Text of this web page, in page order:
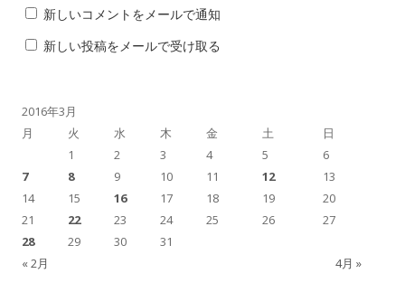
新しいコメントをメールで通知
新しい投稿をメールで受け取る
2016年3月
月
火 水 木 金 土 日
« 2月 4月 »
1 2 3 4 5
6
7
8 9 10 11 12
13
14
15 16 17 18 19
20
21
22 23 24 25 26
27
28
29 30 31